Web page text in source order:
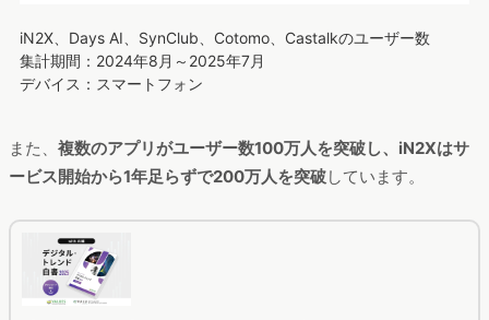
iN2X、Days AI、SynClub、Cotomo、Castalkのユーザー数
集計期間：2024年8月～2025年7月
デバイス：スマートフォン
また、 複数のアプリがユーザー数100万人を突破し、iN2Xはサ
ービス開始から1年足らずで200万人を突破しています。